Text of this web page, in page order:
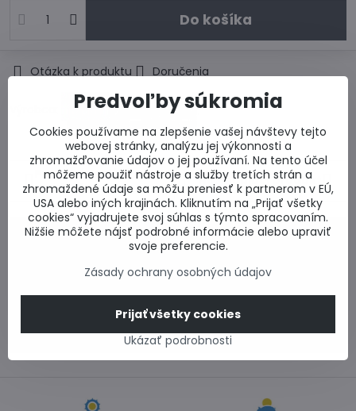
Do košíka
Otázka k produktu Doručenia
Predchádzajúci
produkt
Nasledujúci produkt
0917 969 003
Technické poradenstvo
0948 987 787
Predvoľby súkromia
Cookies používame na zlepšenie vašej návštevy tejto
webovej stránky, analýzu jej výkonnosti a
zhromažďovanie údajov o jej používaní. Na tento účel
môžeme použiť nástroje a služby tretích strán a
zhromaždené údaje sa môžu preniesť k partnerom v EÚ,
USA alebo iných krajinách. Kliknutím na „Prijať všetky
cookies“ vyjadrujete svoj súhlas s týmto spracovaním.
Nižšie môžete nájsť podrobné informácie alebo upraviť
svoje preferencie.
Zásady ochrany osobných údajov
Ukázať podrobnosti
Prijať všetky cookies